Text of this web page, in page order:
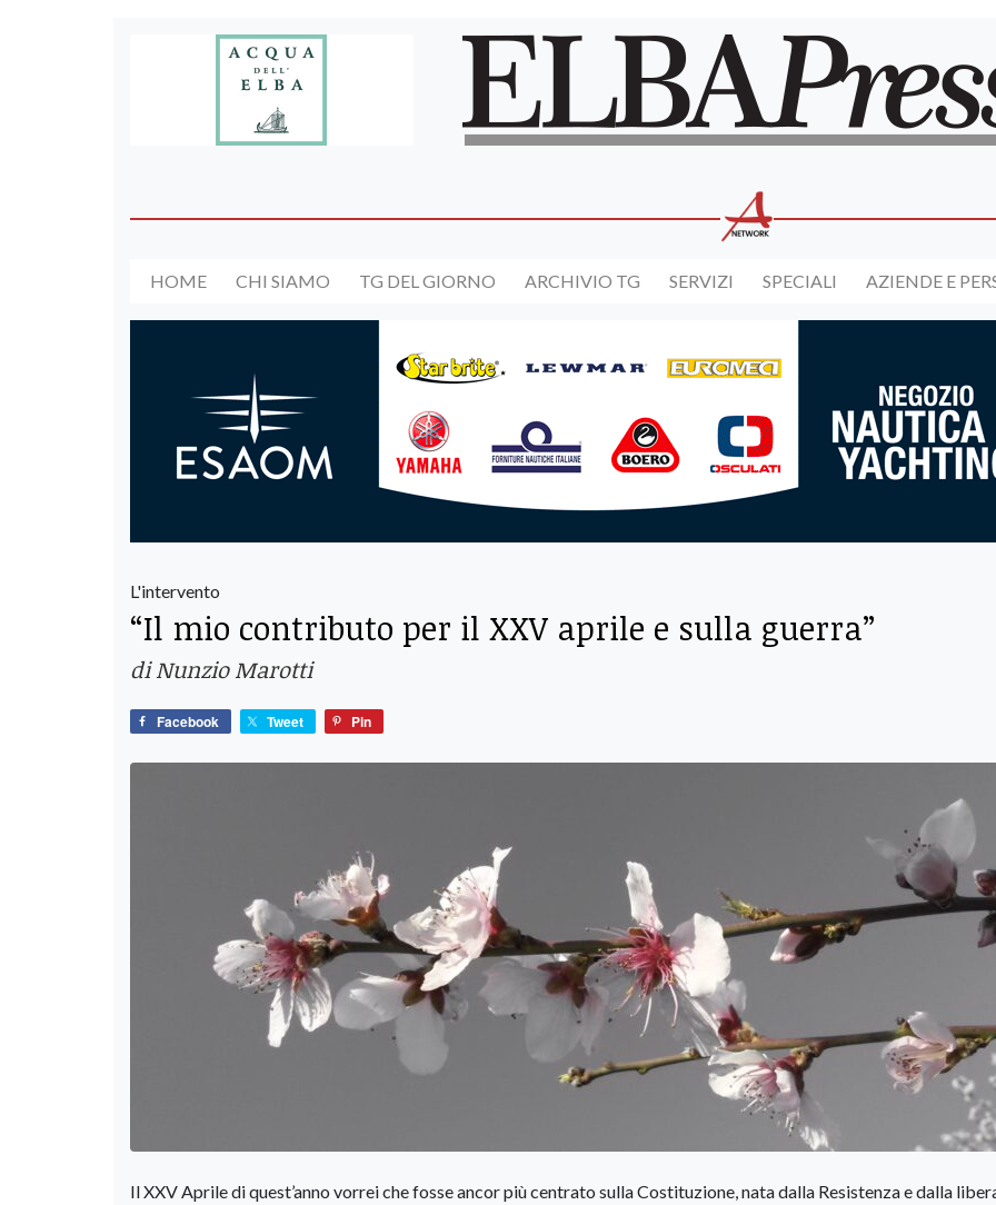
HOME CHI SIAMO TG DEL GIORNO ARCHIVIO TG SERVIZI SPECIALI AZIENDE E
L'intervento
“Il mio contributo per il XXV aprile e sulla guerra”
di Nunzio Marotti
Facebook Tweet Pin
Il XXV Aprile di quest’anno vorrei che fosse ancor più centrato sulla Costituzione, nata dalla Resistenza e dalla